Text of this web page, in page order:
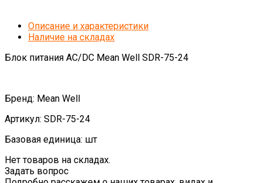
Описание и характеристики
Наличие на складах
Блок питания AC/DC Mean Well SDR-75-24
Бренд: Mean Well
Артикул: SDR-75-24
Базовая единица: шт
Нет товаров на складах.
Задать вопрос